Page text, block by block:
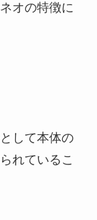
オの特徴に
して本体の
れているこ